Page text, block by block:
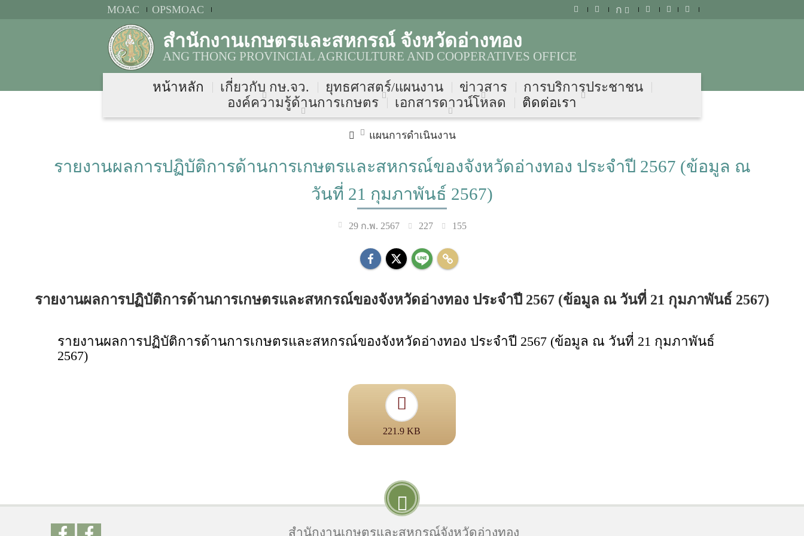
MOAC OPSMOAC ก
สำนักงานเกษตรและสหกรณ์ จังหวัดอ่างทอง
ANG THONG PROVINCIAL AGRICULTURE AND COOPERATIVES OFFICE
หน้าหลัก เกี่ยวกับ กษ.จว. ยุทธศาสตร์/แผนงาน ข่าวสาร
การบริการประชาชน
องค์ความรู้ด้านการเกษตร
เอกสารดาวน์โหลด ติดต่อเรา
แผนการดำเนินงาน
รายงานผลการปฏิบัติการด้านการเกษตรและสหกรณ์ของจังหวัดอ่างทอง ประจำปี 2567 (ข้อมูล ณ
วันที่ 21 กุมภาพันธ์ 2567)
29 ก.พ. 2567 227 155
รายงานผลการปฏิบัติการด้านการเกษตรและสหกรณ์ของจังหวัดอ่างทอง ประจำปี 2567 (ข้อมูล ณ วันที่ 21 กุมภาพันธ์ 2567)
รายงานผลการปฏิบัติการด้านการเกษตรและสหกรณ์ของจังหวัดอ่างทอง ประจำปี 2567 (ข้อมูล ณ วันที่ 21 กุมภาพันธ์
2567)
221.9 KB
สำนักงานเกษตรและสหกรณ์จังหวัดอ่างทอง